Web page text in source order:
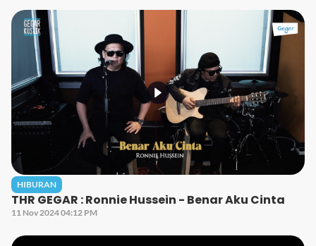
HIBURAN
THR GEGAR : Ronnie Hussein - Benar Aku Cinta
11 Nov 2024 04:12 PM